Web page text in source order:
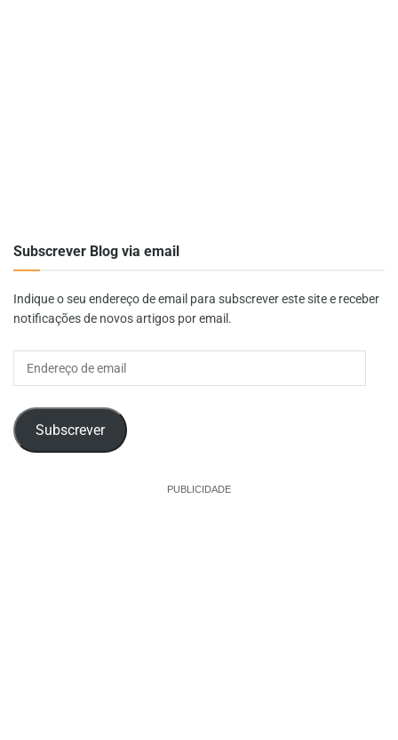
Subscrever Blog via email
Indique o seu endereço de email para subscrever este site e receber
notificações de novos artigos por email.
Subscrever
PUBLICIDADE